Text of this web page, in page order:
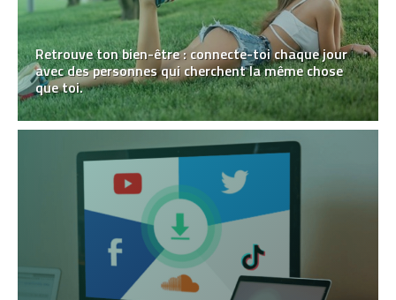
Retrouve ton bien-être : connecte-toi chaque jour
avec des personnes qui cherchent la même chose
que toi.